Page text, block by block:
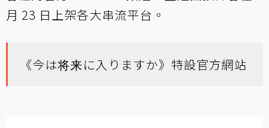
月 23 日上架各大串流平台。
《今は将来に入りますか》特設官方網站